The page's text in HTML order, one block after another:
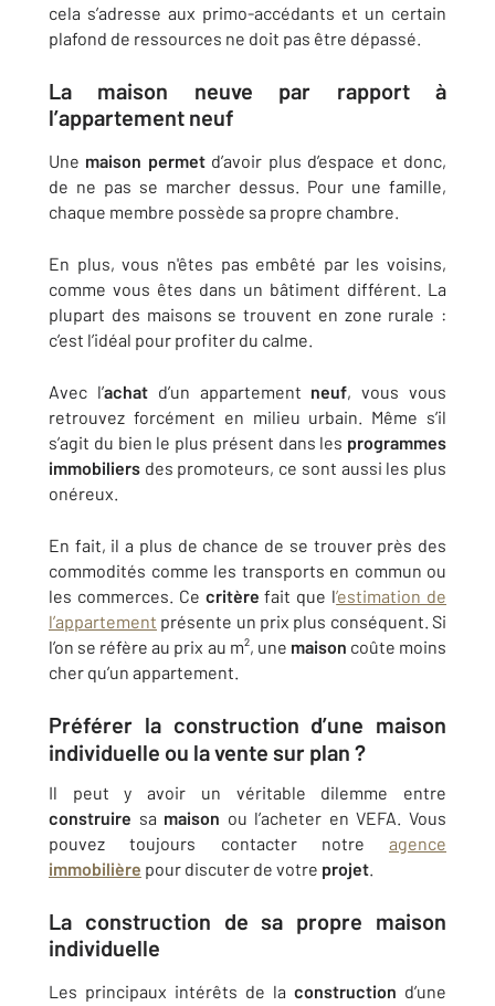
cela s’adresse aux primo-accédants et un certain
plafond de ressources ne doit pas être dépassé.
La maison neuve par rapport à
l’appartement neuf
Une maison permetd’avoir plus d’espace et donc,
de ne pas se marcher dessus. Pour une famille,
chaque membre possède sa propre chambre.
En plus, vous n'êtes pas embêté par les voisins,
comme vous êtes dans un bâtiment différent. La
plupart des maisons se trouvent en zone rurale :
c’est l’idéal pour profiter du calme.
Avec l’achatd’un appartement neuf, vous vous
retrouvez forcément en milieu urbain. Même s’il
s’agit du bien le plus présent dans les programmes
immobiliers des promoteurs, ce sont aussi les plus
onéreux.
En fait, il a plus de chance de se trouver près des
commodités comme les transports en commun ou
les commerces. Ce critère fait que l’estimation de
l’appartement présente un prix plus conséquent. Si
l’on se réfère au prix au m², une maison coûte moins
cher qu’un appartement.
Préférer la construction d’une maison
individuelle ou la vente sur plan ?
Il peut y avoir un véritable dilemme entre
construire sa maison ou l’acheter en VEFA. Vous
pouvez toujours contacter notre agence
immobilière pour discuter de votre projet
La construction de sa propre maison
individuelle
Les principaux intérêts de la construction d’une